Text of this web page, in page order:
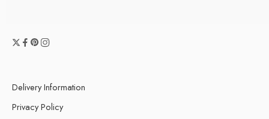
Delivery Information
Privacy Policy